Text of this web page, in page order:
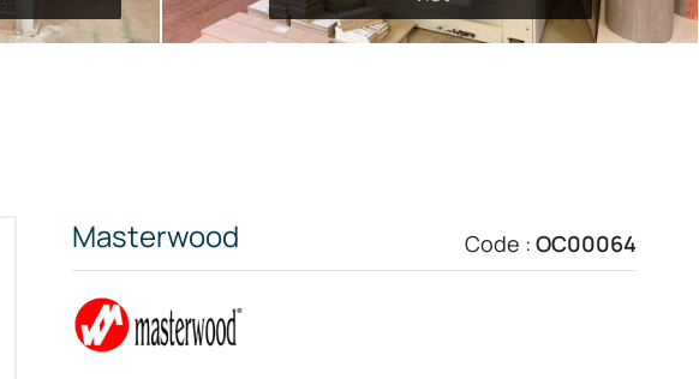
Masterwood Code : OC00064